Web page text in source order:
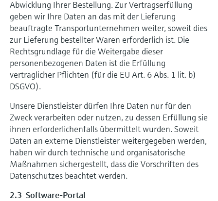
Abwicklung Ihrer Bestellung. Zur Vertragserfüllung
geben wir Ihre Daten an das mit der Lieferung
beauftragte Transportunternehmen weiter, soweit dies
zur Lieferung bestellter Waren erforderlich ist. Die
Rechtsgrundlage für die Weitergabe dieser
personenbezogenen Daten ist die Erfüllung
vertraglicher Pflichten (für die EU Art. 6 Abs. 1 lit. b)
DSGVO).
Unsere Dienstleister dürfen Ihre Daten nur für den
Zweck verarbeiten oder nutzen, zu dessen Erfüllung sie
ihnen erforderlichenfalls übermittelt wurden. Soweit
Daten an externe Dienstleister weitergegeben werden,
haben wir durch technische und organisatorische
Maßnahmen sichergestellt, dass die Vorschriften des
Datenschutzes beachtet werden.
2.3 Software-Portal